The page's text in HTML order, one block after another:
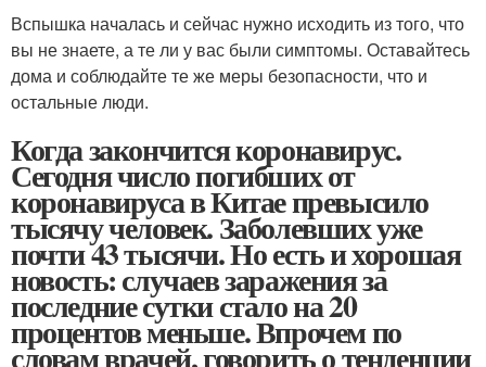
Вспышка началась и сейчас нужно исходить из того, что
вы не знаете, а те ли у вас были симптомы. Оставайтесь
дома и соблюдайте те же меры безопасности, что и
остальные люди.
Когда закончится коронавирус.
Сегодня число погибших от
коронавируса в Китае превысило
тысячу человек. Заболевших уже
почти 43 тысячи. Но есть и хорошая
новость: случаев заражения за
последние сутки стало на 20
процентов меньше. Впрочем по
словам врачей, говорить о тенденции